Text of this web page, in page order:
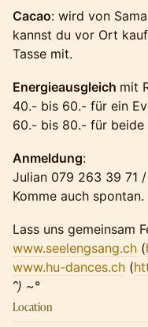
Cacao: wird von
kannst du vor Ort
Tasse mit.
Energieausgleich mit
40.- bis 60.- für ein
60.- bis 80.- für beide
Anmeldung:
Julian 079 263 39 71 /
Komme auch spontan.
Lass uns gemeinsam
www.seelengsang.ch (
www.hu-dances.ch (
ᵔ) ~°
Location